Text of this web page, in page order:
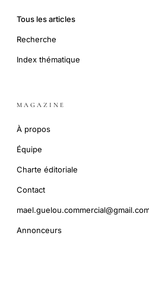
Tous les articles
Recherche
Index thématique
MAGAZINE
À propos
Équipe
Charte éditoriale
Contact
Annonceurs